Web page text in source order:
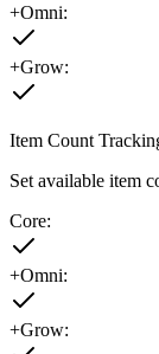
+Omni:
+Grow:
Item Count
Set available item
Core:
+Omni:
+Grow: